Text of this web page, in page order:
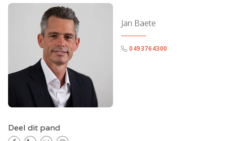
Jan Baete
0493764300
Deel dit pand